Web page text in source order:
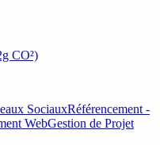
CO²)
SociauxRéférencement -
WebGestion de Projet